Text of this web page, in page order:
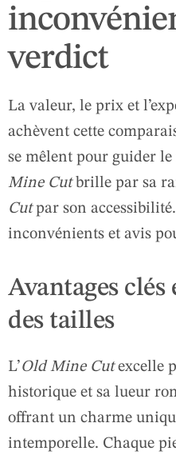
verdict
La valeur, le prix et
achèvent cette
se mêlent pour guider le
Mine Cutbrille par sa
Cutpar son
inconvénients et avis
Avantages
des tailles
L’Old Mine Cutexcelle
historique et sa lueur
offrant un charme
intemporelle. Chaque